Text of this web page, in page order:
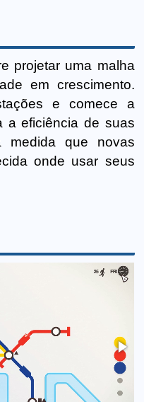
projetar uma malha
em crescimento.
e comece a
a eficiência de suas
medida que novas
onde usar seus